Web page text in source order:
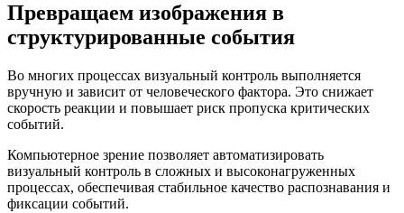
Превращаем изображения в
структурированные события
Во многих процессах визуальный контроль выполняется
вручную и зависит от человеческого фактора. Это снижает
скорость реакции и повышает риск пропуска критических
событий.
Компьютерное зрение позволяет автоматизировать
визуальный контроль в сложных и высоконагруженных
процессах, обеспечивая стабильное качество распознавания и
фиксации событий.